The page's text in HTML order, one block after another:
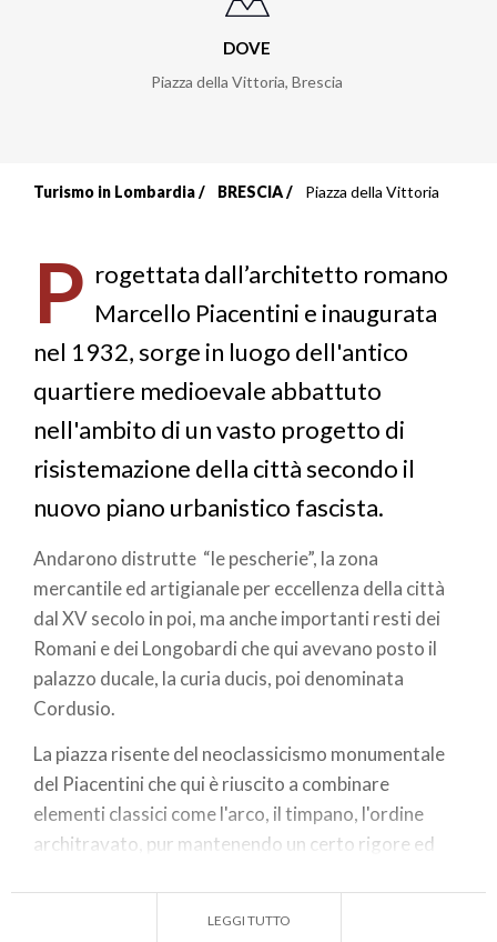
DOVE
Piazza della Vittoria, Brescia
di
pane
Turismo in Lombardia BRESCIA Piazza della Vittoria
P rogettata dall’architetto romano
Marcello Piacentini e inaugurata
nel 1932, sorge in luogo dell'antico
quartiere medioevale abbattuto
nell'ambito di un vasto progetto di
risistemazione della città secondo il
nuovo piano urbanistico fascista.
Andarono distrutte “le pescherie”, la zona
mercantile ed artigianale per eccellenza della città
dal XV secolo in poi, ma anche importanti resti dei
Romani e dei Longobardi che qui avevano posto il
palazzo ducale, la curia ducis, poi denominata
Cordusio.
La piazza risente del neoclassicismo monumentale
del Piacentini che qui è riuscito a combinare
elementi classici come l'arco, il timpano, l'ordine
architravato, pur mantenendo un certo rigore ed
Il lato nord della piazza è occupata da Palazzo delle
LEGGI TUTTO